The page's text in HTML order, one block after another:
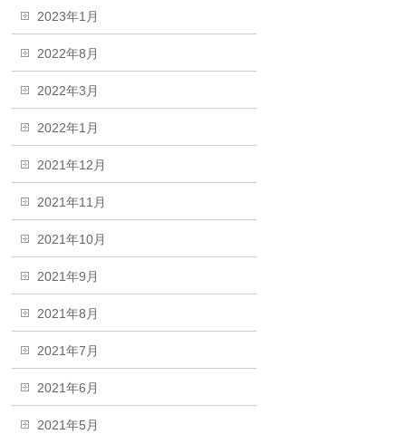
2023年1月
2022年8月
2022年3月
2022年1月
2021年12月
2021年11月
2021年10月
2021年9月
2021年8月
2021年7月
2021年6月
2021年5月